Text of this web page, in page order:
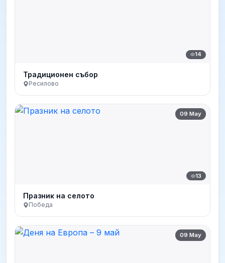
14
Традиционен събор
Ресилово
09 May
13
Празник на селото
Победа
09 May